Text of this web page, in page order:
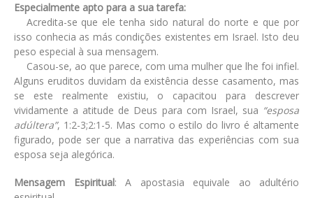
Especialmente apto para a sua tarefa:
Acredita-se que ele tenha sido natural do norte e que por
isso conhecia as más condições existentes em Israel. Isto deu
peso especial à sua mensagem.
Casou-se, ao que parece, com uma mulher que lhe foi infiel.
Alguns eruditos duvidam da existência desse casamento, mas
se este realmente existiu, o capacitou para descrever
vividamente a atitude de Deus para com Israel, sua “esposa
adúltera”, 1:2-3;2:1-5. Mas como o estilo do livro é altamente
figurado, pode ser que a narrativa das experiências com sua
esposa seja alegórica.
Mensagem Espiritual: A apostasia equivale ao adultério